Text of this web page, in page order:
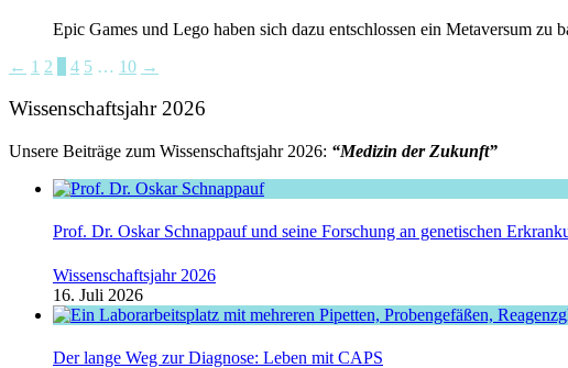
Epic Games und Lego haben sich dazu entschlossen ein Metaversum
← 1 2 4 5 … 10 →
Wissenschaftsjahr 2026
Unsere Beiträge zum Wissenschaftsjahr 2026: “Medizin der Zukunft”
Prof. Dr. Oskar Schnappauf und seine Forschung an genetischen
Wissenschaftsjahr 2026
16. Juli 2026
Der lange Weg zur Diagnose: Leben mit CAPS